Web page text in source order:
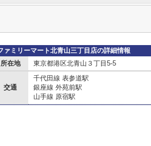
ァミリーマート北青山三丁目店の詳細情報
所在地
東京都港区北青山３丁目5-5
交通
千代田線 表参道駅
銀座線 外苑前駅
山手線 原宿駅